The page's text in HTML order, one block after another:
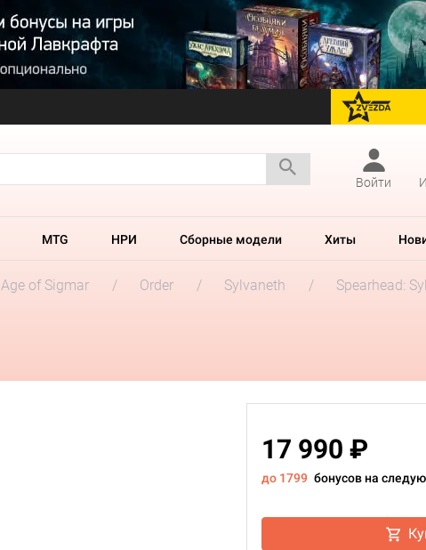
перейти на Zvezda
Войти
MTG НРИ Сборные модели Хиты
Age of Sigmar Order Sylvaneth Spearhead:
17 990 ₽
до 1799 бонусов на